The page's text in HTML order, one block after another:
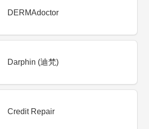
DERMAdoctor
Darphin (迪梵)
Credit Repair